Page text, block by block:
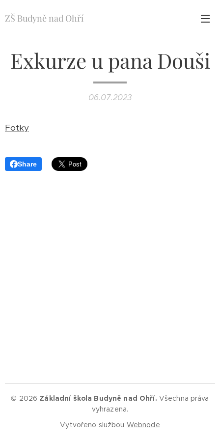
ZŠ Budyně nad Ohří
Exkurze u pana Douši
06.07.2023
Fotky
Share
© 2026 Základní škola Budyně nad Ohří. Všechna práva
vyhrazena.
Vytvořeno službou Webnode